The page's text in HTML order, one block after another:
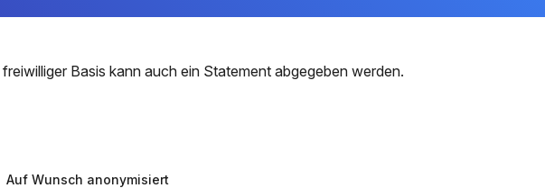
Basis kann auch ein Statement abgegeben werden.
Auf Wunsch anonymisiert